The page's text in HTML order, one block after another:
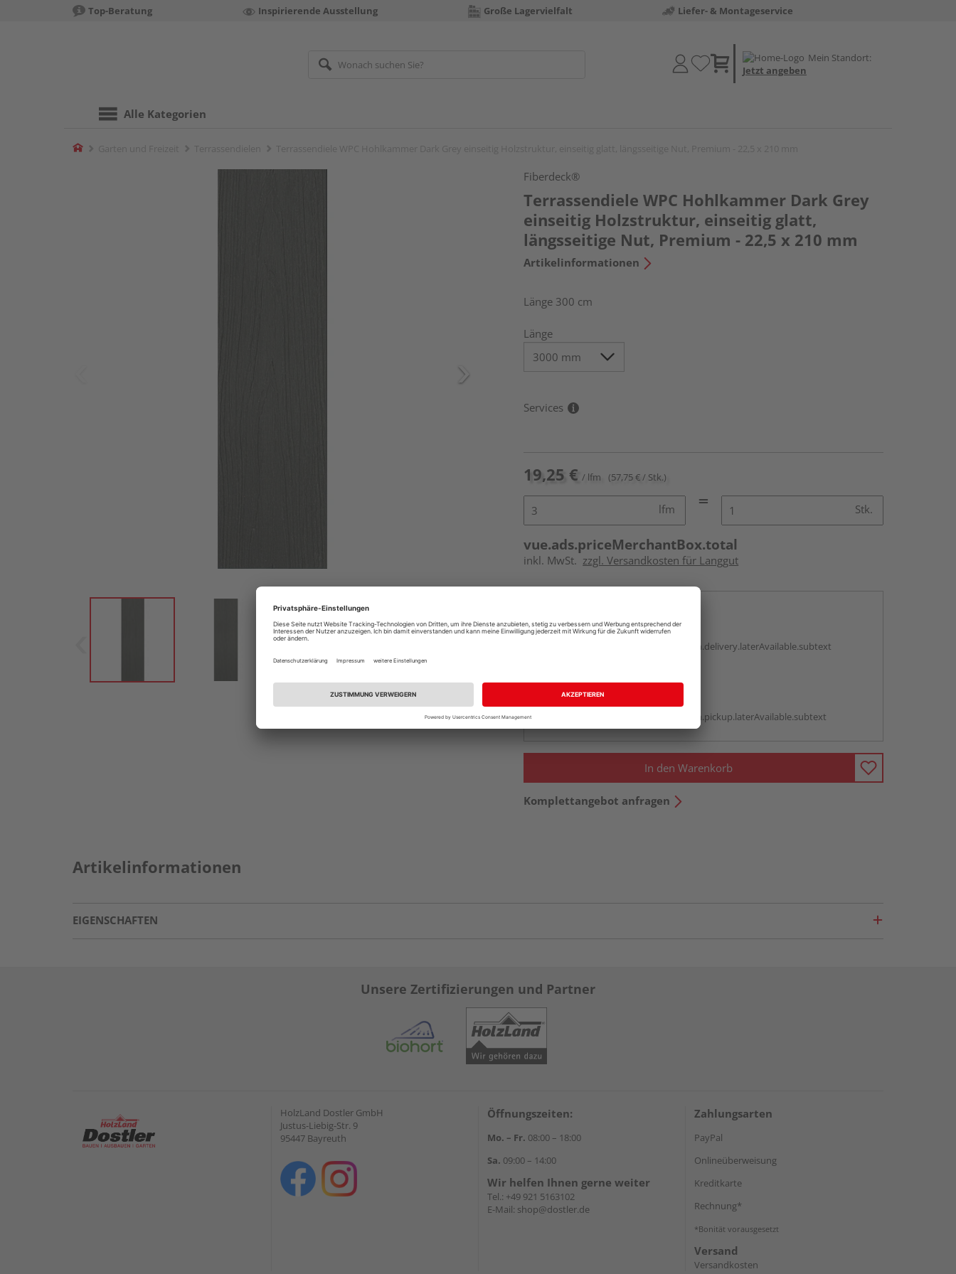
Top-Beratung Inspirierende Ausstellung Große Lagervielfalt Liefer- & Montageservice
Mein Standort:
Jetzt angeben
Alle Kategorien
Home
Fiberdeck®
Terrassendiele WPC Hohlkammer Dark Grey
einseitig Holzstruktur, einseitig glatt,
längsseitige Nut, Premium - 22,5 x 210 mm
Artikelinformationen
Länge 300 cm
Länge
Services
19,25 € / lfm (57,75 € / Stk.)
lfm Stk.
vue.ads.priceMerchantBox.total
inkl. MwSt. zzgl. Versandkosten für Langgut
Auf Vorbestellung:
vue.ads.priceMerchantBox.option.delivery.laterAvailable.subtext
Beim Händler abholen
Auf Vorbestellung:
vue.ads.priceMerchantBox.option.pickup.laterAvailable.subtext
In den Warenkorb
Komplettangebot anfragen
Artikelinformationen
EIGENSCHAFTEN
Unsere Zertifizierungen und Partner
HolzLand Dostler GmbH
Justus-Liebig-Str. 9
95447 Bayreuth
Öffnungszeiten:
Mo. – Fr. 08:00 – 18:00
Sa. 09:00 – 14:00
Wir helfen Ihnen gerne weiter
Tel.: +49 921 5163102
E-Mail: shop@dostler.de
Zahlungsarten
PayPal
Onlineüberweisung
Kreditkarte
Rechnung*
*Bonität vorausgesetzt
Versand
Versandkosten